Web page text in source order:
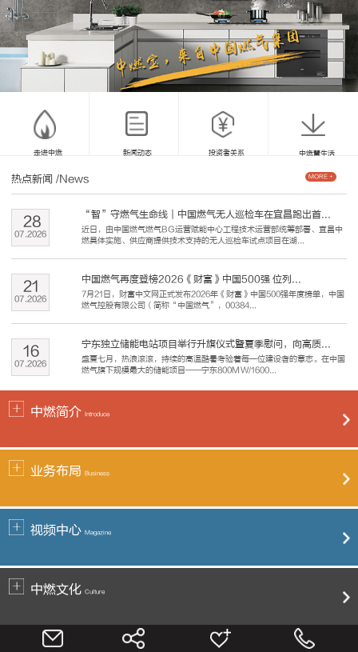
走进中燃 新闻动态 投资者关系 中燃慧生活
热点新闻 /News
“智”守燃气生命线｜中国燃气无人巡检车在宜昌跑出首...
近日，由中国燃气燃气BG运营赋能中心工程技术运营部统筹部署、宜昌中
燃具体实施、供应商提供技术支持的无人巡检车试点项目在湖...
07.2026
28
中国燃气再度登榜2026《财富》中国500强 位列...
7月21日，财富中文网正式发布2026年《财富》中国500强年度榜单，中国
燃气控股有限公司（简称“中国燃气”，00384...
07.2026
21
宁东独立储能电站项目举行升旗仪式暨夏季慰问，向高质...
盛夏七月，热浪滚滚，持续的高温酷暑考验着每一位建设者的意志。在中国
燃气旗下规模最大的储能项目——宁东800MW/1600...
07.2026
16
MORE +
中燃简介 Introduce
业务布局 Business
视频中心 Magazine
中燃文化 Culture